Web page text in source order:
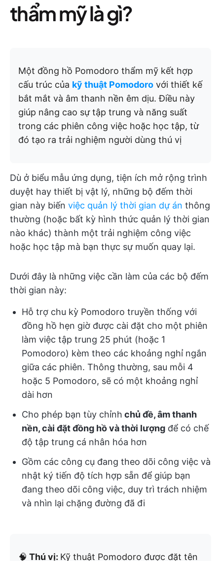
thẩm mỹ là gì?
Một đồng hồ Pomodoro thẩm mỹ kết hợp
cấu trúc của kỹ thuật Pomodoro với thiết kế
bắt mắt và âm thanh nền êm dịu. Điều này
giúp nâng cao sự tập trung và năng suất
trong các phiên công việc hoặc học tập, từ
đó tạo ra trải nghiệm người dùng thú vị
Dù ở biểu mẫu ứng dụng, tiện ích mở rộng trình
duyệt hay thiết bị vật lý, những bộ đếm thời
gian này biến việc quản lý thời gian dự án thông
thường (hoặc bất kỳ hình thức quản lý thời gian
nào khác) thành một trải nghiệm công việc
hoặc học tập mà bạn thực sự muốn quay lại.
Dưới đây là những việc cần làm của các bộ đếm
thời gian này:
Hỗ trợ chu kỳ Pomodoro truyền thống với
đồng hồ hẹn giờ được cài đặt cho một phiên
làm việc tập trung 25 phút (hoặc 1
Pomodoro) kèm theo các khoảng nghỉ ngắn
giữa các phiên. Thông thường, sau mỗi 4
hoặc 5 Pomodoro, sẽ có một khoảng nghỉ
dài hơn
Cho phép bạn tùy chỉnh chủ đề, âm thanh
nền, cài đặt đồng hồ và thời lượng để có chế
độ tập trung cá nhân hóa hơn
Gồm các công cụ đang theo dõi công việc và
nhật ký tiến độ tích hợp sẵn để giúp bạn
đang theo dõi công việc, duy trì trách nhiệm
và nhìn lại chặng đường đã đi
🧠 Thú vị: Kỹ thuật Pomodoro được đặt tên